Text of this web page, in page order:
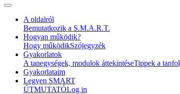
A oldalról
Bemutatkozik a S.M.A.R.T.
Hogyan működik?
Hogy működikSzójegyzék
Gyakorlatok
A tanegységek, modulok áttekintéseTippek a
Gyakorlataim
Legyen SMART
ÚTMUTATÓLog in